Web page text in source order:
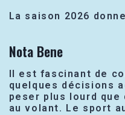
La saison 2026
Nota Bene
Il est fascinant de
quelques décisions
peser plus lourd que
au volant. Le sport